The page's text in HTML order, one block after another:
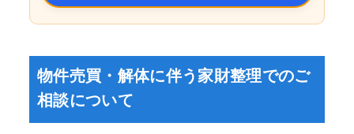
物件売買・解体に伴う家財整理でのご
相談について